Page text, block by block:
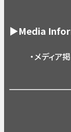
▶Media
・メディア